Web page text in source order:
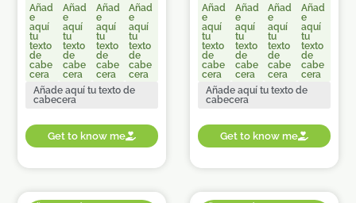
Añad
e
aquí
tu
texto
de
cabe
cera
Añad
e
aquí
tu
texto
de
cabe
cera
Añad
e
aquí
tu
texto
de
cabe
cera
Añad
e
aquí
tu
texto
de
cabe
cera
Añade aquí tu texto de
cabecera
Get to know me
Añad
e
aquí
tu
texto
de
cabe
cera
Añad
e
aquí
tu
texto
de
cabe
cera
Añad
e
aquí
tu
texto
de
cabe
cera
Añad
e
aquí
tu
texto
de
cabe
cera
Añade aquí tu texto de
cabecera
Get to know me